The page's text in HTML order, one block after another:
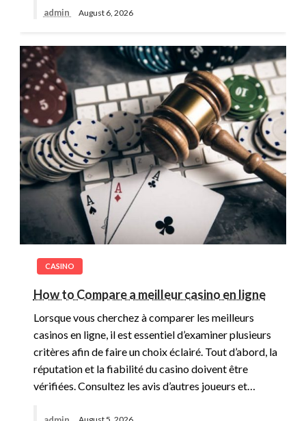
admin August 6, 2026
CASINO
How to Compare a meilleur casino en ligne
Lorsque vous cherchez à comparer les meilleurs
casinos en ligne, il est essentiel d’examiner plusieurs
critères afin de faire un choix éclairé. Tout d’abord, la
réputation et la fiabilité du casino doivent être
vérifiées. Consultez les avis d’autres joueurs et…